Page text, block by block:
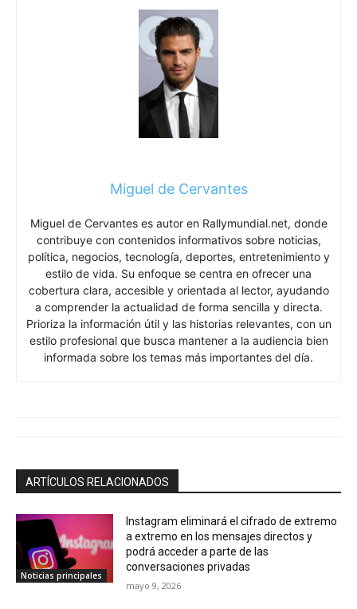
Miguel de Cervantes
Miguel de Cervantes es autor en Rallymundial.net, donde
contribuye con contenidos informativos sobre noticias,
política, negocios, tecnología, deportes, entretenimiento y
estilo de vida. Su enfoque se centra en ofrecer una
cobertura clara, accesible y orientada al lector, ayudando
a comprender la actualidad de forma sencilla y directa.
Prioriza la información útil y las historias relevantes, con un
estilo profesional que busca mantener a la audiencia bien
informada sobre los temas más importantes del día.
ARTÍCULOS RELACIONADOS
Noticias principales
Instagram eliminará el cifrado de extremo
a extremo en los mensajes directos y
podrá acceder a parte de las
conversaciones privadas
mayo 9, 2026